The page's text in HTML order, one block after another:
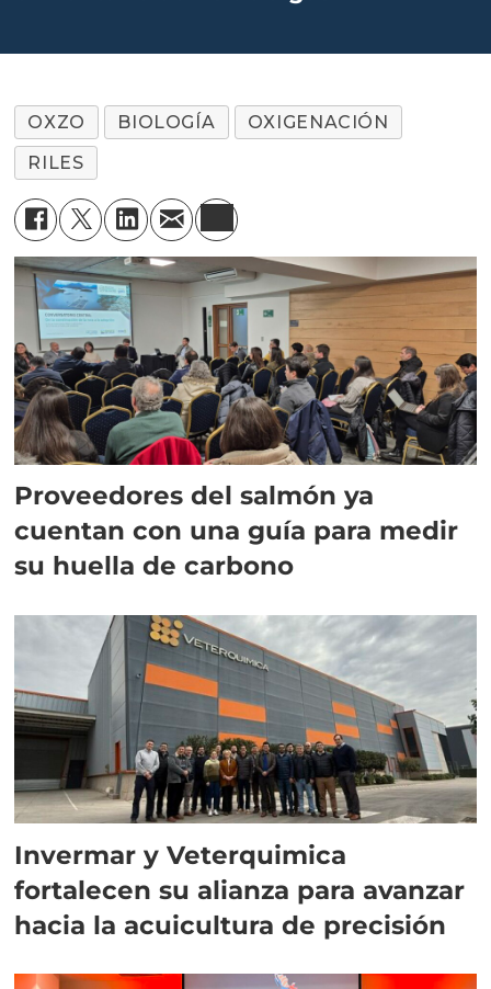
OXZO BIOLOGÍA
OXIGENACIÓN
RILES
Proveedores del salmón ya
cuentan con una guía para medir
su huella de carbono
Invermar y Veterquimica
fortalecen su alianza para avanzar
hacia la acuicultura de precisión